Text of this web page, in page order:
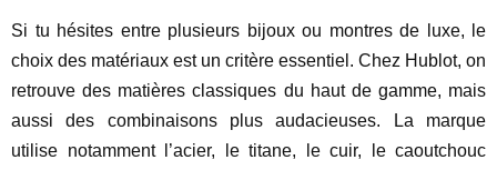
Si tu hésites entre plusieurs bijoux ou montres de luxe, le
choix des matériaux est un critère essentiel. Chez Hublot, on
retrouve des matières classiques du haut de gamme, mais
aussi des combinaisons plus audacieuses. La marque
utilise notamment l’acier, le titane, le cuir, le caoutchouc